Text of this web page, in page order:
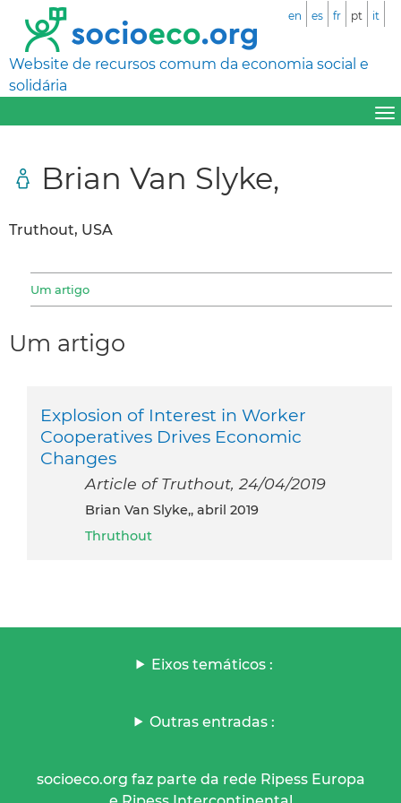
Website de recursos comum da economia social e
solidária
en es fr pt it
Brian Van Slyke,
Truthout, USA
Um artigo
Um artigo
Explosion of Interest in Worker
Cooperatives Drives Economic
Changes
Article of Truthout, 24/04/2019
Brian Van Slyke,, abril 2019
Thruthout
Eixos temáticos :
Outras entradas :
socioeco.org faz parte da rede Ripess Europa